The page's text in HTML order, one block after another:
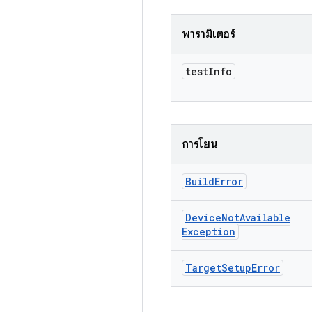
พารามิเตอร์
testInfo
การโยน
BuildError
DeviceNotAvailable
Exception
TargetSetupError